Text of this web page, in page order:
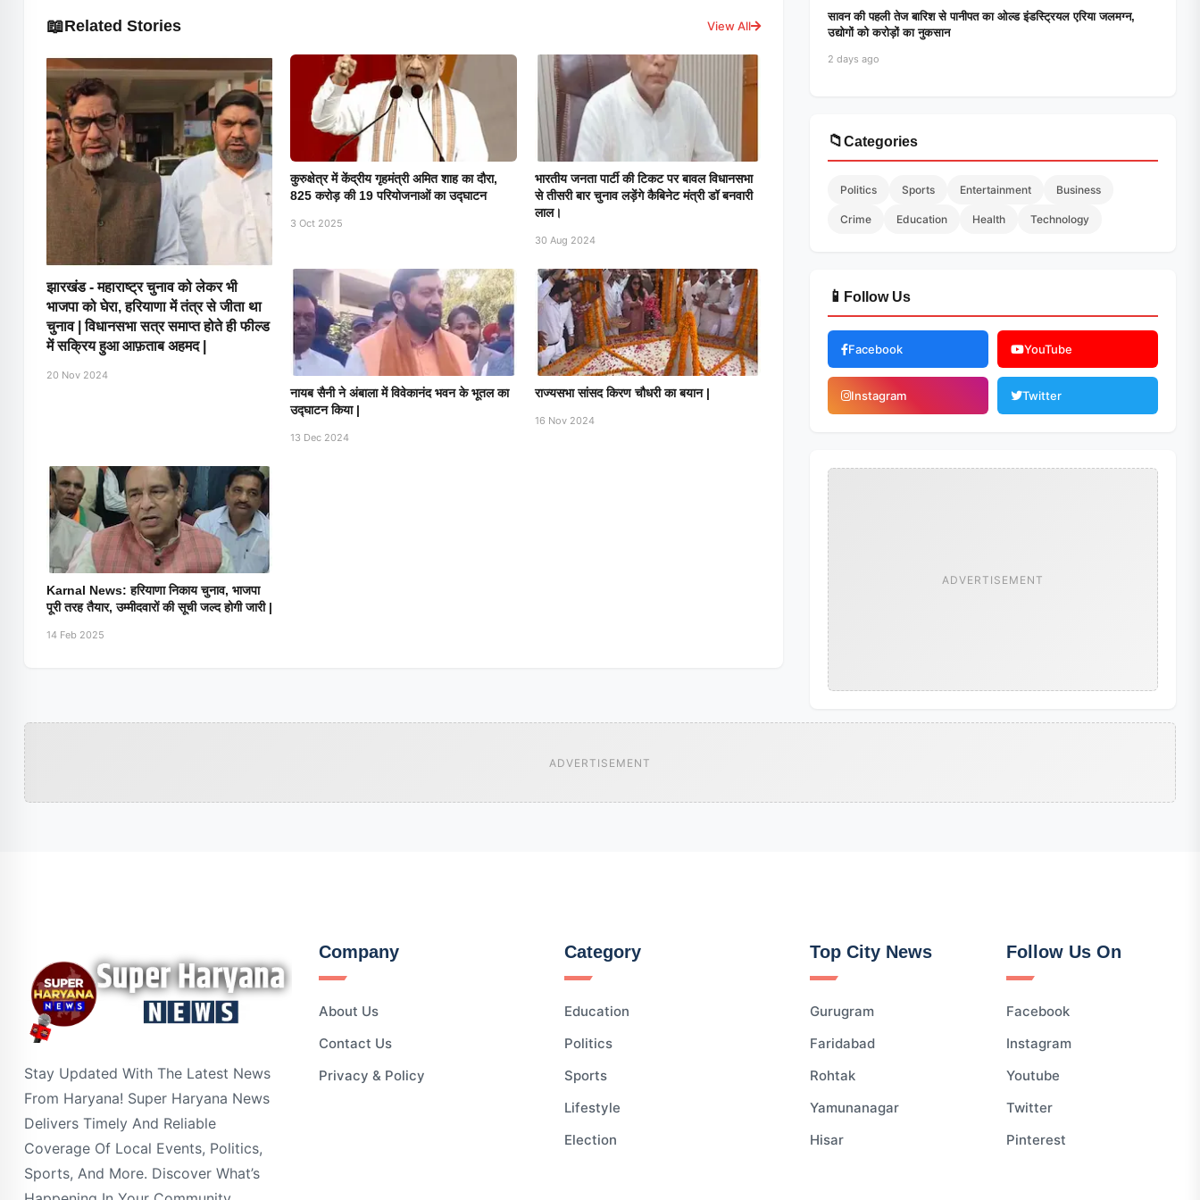
📖Related Stories View All
झारखंड - महाराष्ट्र चुनाव को लेकर भी
भाजपा को घेरा, हरियाणा में तंत्र से जीता था
चुनाव | विधानसभा सत्र समाप्त होते ही फील्ड
में सक्रिय हुआ आफ़ताब अहमद |
20 Nov 2024
कुरुक्षेत्र में केंद्रीय गृहमंत्री अमित शाह का दौरा,
825 करोड़ की 19 परियोजनाओं का उद्घाटन
3 Oct 2025
भारतीय जनता पार्टी की टिकट पर बावल विधानसभा
से तीसरी बार चुनाव लड़ेंगे कैबिनेट मंत्री डॉ बनवारी
लाल।
30 Aug 2024
नायब सैनी ने अंबाला में विवेकानंद भवन के भूतल का
उद्घाटन किया |
13 Dec 2024
राज्यसभा सांसद किरण चौधरी का बयान |
16 Nov 2024
Karnal News: हरियाणा निकाय चुनाव, भाजपा
पूरी तरह तैयार, उम्मीदवारों की सूची जल्द होगी जारी |
14 Feb 2025
सावन की पहली तेज बारिश से पानीपत का ओल्ड इंडस्ट्रियल एरिया जलमग्न,
उद्योगों को करोड़ों का नुकसान
2 days ago
📁Categories
Politics Sports Entertainment Business
Crime Education Health Technology
📱 Follow Us
Facebook YouTube
Instagram Twitter
ADVERTISEMENT
ADVERTISEMENT
Stay Updated With The Latest News
From Haryana! Super Haryana News
Delivers Timely And Reliable
Coverage Of Local Events, Politics,
Sports, And More. Discover What’s
Company
About Us
Contact Us
Privacy & Policy
Category
Education
Politics
Sports
Lifestyle
Election
Top City News
Gurugram
Faridabad
Rohtak
Yamunanagar
Hisar
Follow Us On
Facebook
Instagram
Youtube
Twitter
Pinterest